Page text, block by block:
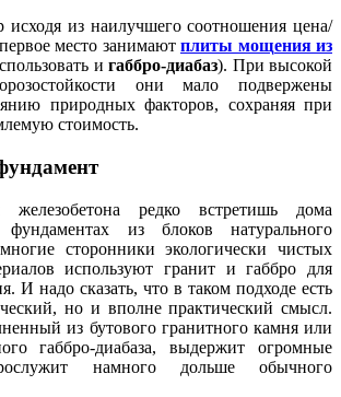
исходя из наилучшего соотношения цена/
место занимают плиты мощения из
и габбро-диабаз). При высокой
они мало подвержены
природных факторов, сохраняя при
стоимость.
редко встретишь дома
из блоков натурального
сторонники экологически чистых
используют гранит и габбро для
И надо сказать, что в таком подходе есть
но и вполне практический смысл.
из бутового гранитного камня или
габбро-диабаза, выдержит огромные
намного дольше обычного